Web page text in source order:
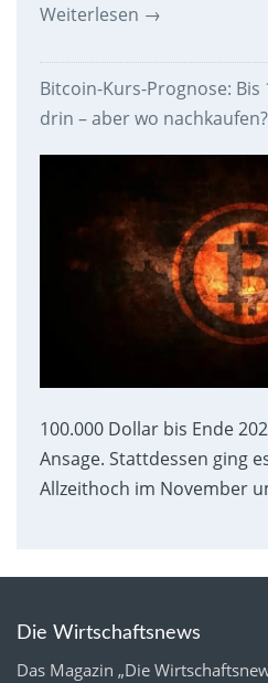
Weiterlesen →
Bitcoin-Kurs-Prognose: Bis
drin – aber wo nachkaufen?
100.000 Dollar bis Ende
Ansage. Stattdessen ging
Allzeithoch im November
Die Wirtschaftsnews
Das Magazin „Die